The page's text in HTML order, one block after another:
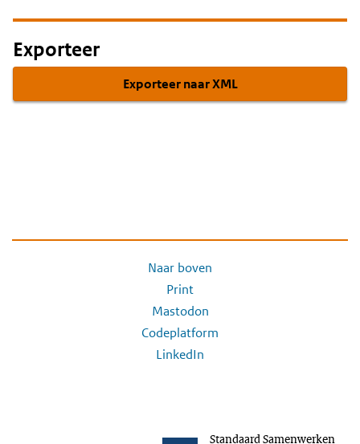
Exporteer
Exporteer naar XML
Naar boven
Print
Mastodon
Codeplatform
LinkedIn
Standaard Samenwerken